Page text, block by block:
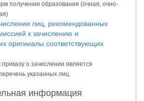
получения образования (очная, очно-
лиц, рекомендованных
к зачислению и
оригиналы соответствующих
о зачислении является
указанных лиц.
информация